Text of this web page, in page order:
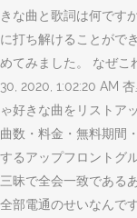
きな曲と歌詞は何です
に打ち解けることがで
めてみました。 なぜこ
30, 2020, 1:02:20 AM
ゃ好きな曲をリストア
曲数・料金・無料期間
するアップフロントグ
三昧で全会一致である
全部電通のせいなんで